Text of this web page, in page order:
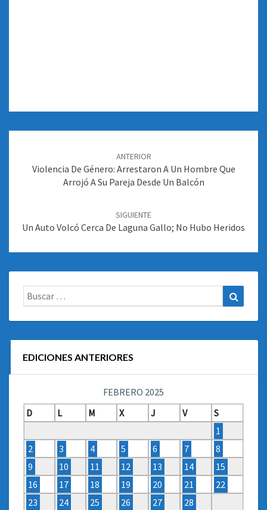
entradas
ANTERIOR
Violencia De Género: Arrestaron A Un Hombre Que
Arrojó A Su Pareja Desde Un Balcón
SIGUIENTE
Un Auto Volcó Cerca De Laguna Gallo; No Hubo Heridos
Buscar:
EDICIONES ANTERIORES
FEBRERO 2025
D
L M X J V
S
1
2
3 4 5 6 7
8
9
10 11 12 13 14
15
16
17 18 19 20 21
22
23
24 25 26 27
28